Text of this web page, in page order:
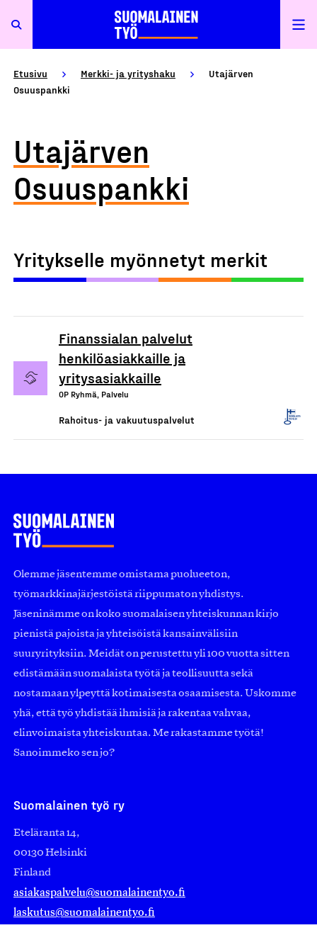
Etusivu Merkki- ja yrityshaku
Utajärven
Osuuspankki
Utajärven
Osuuspankki
Yritykselle myönnetyt merkit
Finanssialan palvelut
henkilöasiakkaille ja
yritysasiakkaille
OP Ryhmä, Palvelu
Rahoitus- ja vakuutuspalvelut
Olemme jäsentemme omistama puolueeton,
työmarkkinajärjestöistä riippumaton yhdistys.
Jäseninämme on koko suomalaisen yhteiskunnan kirjo
pienistä pajoista ja yhteisöistä kansainvälisiin
suuryrityksiin. Meidät on perustettu yli 100 vuotta sitten
edistämään suomalaista työtä ja teollisuutta sekä
nostamaan ylpeyttä kotimaisesta osaamisesta. Uskomme
yhä, että työ yhdistää ihmisiä ja rakentaa vahvaa,
elinvoimaista yhteiskuntaa. Me rakastamme työtä!
Sanoimmeko sen jo?
Suomalainen työ ry
Eteläranta 14,
00130 Helsinki
Finland
asiakaspalvelu@suomalainentyo.fi
laskutus@suomalainentyo.fi